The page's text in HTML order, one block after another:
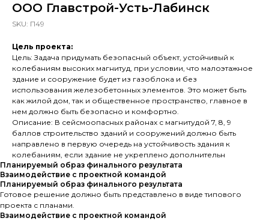
ООО Главстрой-Усть-Лабинск
SKU: П49
Цель проекта:
Цель: Задача придумать безопасный объект, устойчивый к
колебаниям высоких магнитуд, при условии, что малоэтажное
здание и сооружение будет из газоблока и без
использования железобетонных элементов. Это может быть
как жилой дом, так и общественное пространство, главное в
нем должно быть безопасно и комфортно.
Описание: В сейсмоопасных районах с магнитудой 7, 8, 9
баллов строительство зданий и сооружений должно быть
направлено в первую очередь на устойчивость здания к
колебаниям, если здание не укреплено дополнительн
Планируемый образ финального результата
Взаимодействие с проектной командой
Планируемый образ финального результата
Готовое решение должно быть представлено в виде типового
проекта с планами.
Взаимодействие с проектной командой